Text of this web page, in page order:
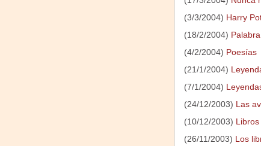
(3/3/2004) Harry
(18/2/2004)
(4/2/2004) Poesías
(21/1/2004)
(7/1/2004)
(24/12/2003) Las
(10/12/2003)
(26/11/2003) Los